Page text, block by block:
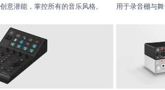
意潜能，掌控所有的音乐风格。 用于录音棚与